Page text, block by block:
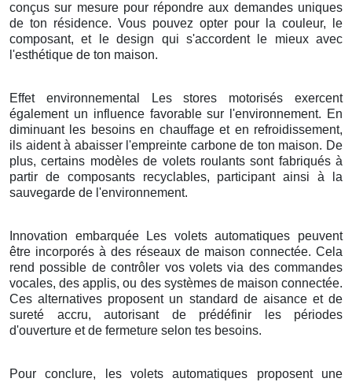
conçus sur mesure pour répondre aux demandes uniques
de ton résidence. Vous pouvez opter pour la couleur, le
composant, et le design qui s'accordent le mieux avec
l'esthétique de ton maison.
Effet environnemental Les stores motorisés exercent
également un influence favorable sur l'environnement. En
diminuant les besoins en chauffage et en refroidissement,
ils aident à abaisser l'empreinte carbone de ton maison. De
plus, certains modèles de volets roulants sont fabriqués à
partir de composants recyclables, participant ainsi à la
sauvegarde de l'environnement.
Innovation embarquée Les volets automatiques peuvent
être incorporés à des réseaux de maison connectée. Cela
rend possible de contrôler vos volets via des commandes
vocales, des applis, ou des systèmes de maison connectée.
Ces alternatives proposent un standard de aisance et de
sureté accru, autorisant de prédéfinir les périodes
d'ouverture et de fermeture selon tes besoins.
Pour conclure, les volets automatiques proposent une